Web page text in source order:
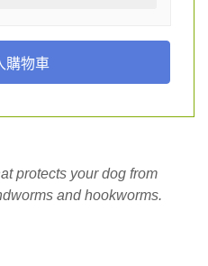
protects your dog from
and hookworms.